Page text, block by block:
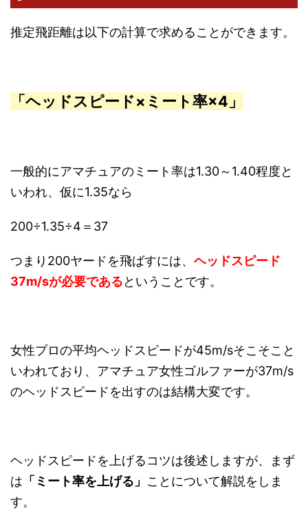
推定飛距離は以下の計算で求めることができます。
「ヘッドスピード×ミート率×4」
一般的にアマチュアのミート率は1.30～1.40程度と
いわれ、仮に1.35なら
200÷1.35÷4＝37
つまり200ヤードを飛ばすには、 ヘッドスピード
37m/sが必要であるということです。
女性プロの平均ヘッドスピードが45m/sそこそこと
いわれており、アマチュア女性ゴルファーが37m/s
のヘッドスピードを出すのは結構大変です。
ヘッドスピードを上げるコツは後述しますが、まず
は 「ミート率を上げる」 ことについて解説をしま
す。